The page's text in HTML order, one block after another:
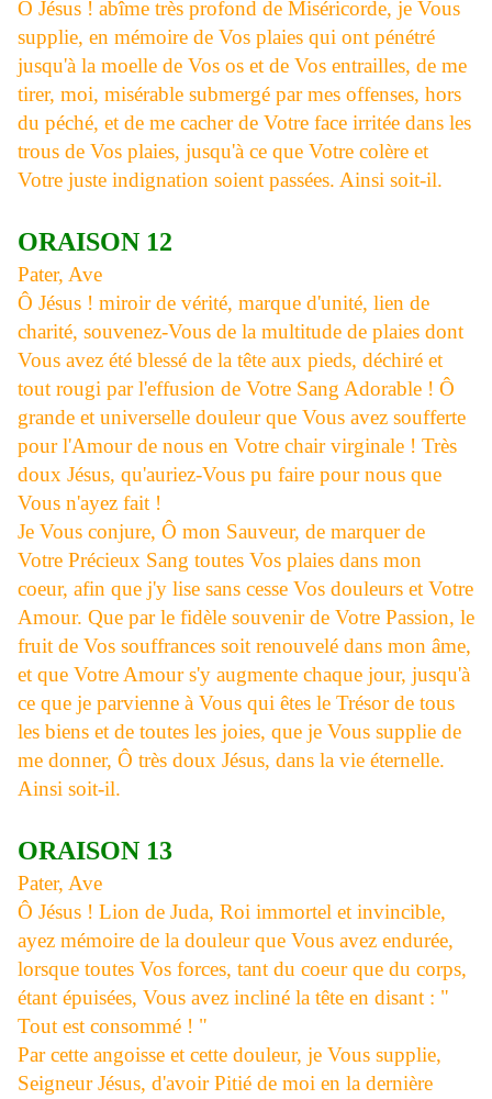
Ô Jésus ! abîme très profond de Miséricorde, je Vous
supplie, en mémoire de Vos plaies qui ont pénétré
jusqu'à la moelle de Vos os et de Vos entrailles, de me
tirer, moi, misérable submergé par mes offenses, hors
du péché, et de me cacher de Votre face irritée dans les
trous de Vos plaies, jusqu'à ce que Votre colère et
Votre juste indignation soient passées. Ainsi soit-il.
ORAISON 12
Pater, Ave
Ô Jésus ! miroir de vérité, marque d'unité, lien de
charité, souvenez-Vous de la multitude de plaies dont
Vous avez été blessé de la tête aux pieds, déchiré et
tout rougi par l'effusion de Votre Sang Adorable ! Ô
grande et universelle douleur que Vous avez soufferte
pour l'Amour de nous en Votre chair virginale ! Très
doux Jésus, qu'auriez-Vous pu faire pour nous que
Vous n'ayez fait !
Je Vous conjure, Ô mon Sauveur, de marquer de
Votre Précieux Sang toutes Vos plaies dans mon
coeur, afin que j'y lise sans cesse Vos douleurs et Votre
Amour. Que par le fidèle souvenir de Votre Passion, le
fruit de Vos souffrances soit renouvelé dans mon âme,
et que Votre Amour s'y augmente chaque jour, jusqu'à
ce que je parvienne à Vous qui êtes le Trésor de tous
les biens et de toutes les joies, que je Vous supplie de
me donner, Ô très doux Jésus, dans la vie éternelle.
Ainsi soit-il.
ORAISON 13
Pater, Ave
Ô Jésus ! Lion de Juda, Roi immortel et invincible,
ayez mémoire de la douleur que Vous avez endurée,
lorsque toutes Vos forces, tant du coeur que du corps,
étant épuisées, Vous avez incliné la tête en disant : "
Tout est consommé ! "
Par cette angoisse et cette douleur, je Vous supplie,
Seigneur Jésus, d'avoir Pitié de moi en la dernière